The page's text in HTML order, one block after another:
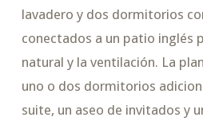
lavadero y dos dormitorios
conectados a un patio inglés
natural y la ventilación. La
uno o dos dormitorios
suite, un aseo de invitados y